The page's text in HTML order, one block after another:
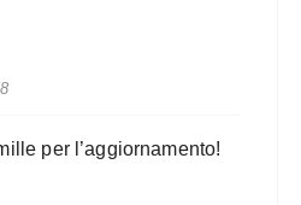
per l’aggiornamento!